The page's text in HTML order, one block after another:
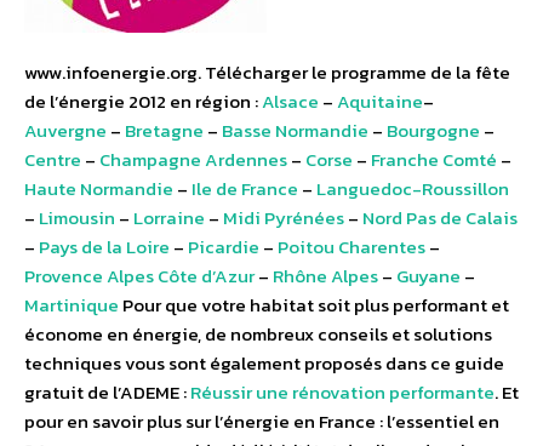
www.infoenergie.org. Télécharger le programme de la fête
de l’énergie 2012 en région :Alsace –Aquitaine–
Auvergne – Bretagne – Basse Normandie – Bourgogne –
Centre – Champagne Ardennes– Corse – Franche Comté –
Haute Normandie – Ile de France – Languedoc-Roussillon
– Limousin – Lorraine – Midi Pyrénées– Nord Pas de Calais
– Pays de la Loire – Picardie – Poitou Charentes–
Provence Alpes Côte d’Azur– Rhône Alpes– Guyane –
Martinique Pour que votre habitat soit plus performant et
économe en énergie, de nombreux conseils et solutions
techniques vous sont également proposés dans ce guide
gratuit de l’ADEME :Réussir une rénovation performante. Et
pour en savoir plus sur l’énergie en France : l’essentiel en